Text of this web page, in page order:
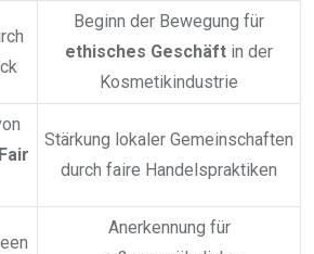
Beginn der Bewegung für
ethisches Geschäft in der
Kosmetikindustrie
Stärkung lokaler Gemeinschaften
durch faire Handelspraktiken
Anerkennung für